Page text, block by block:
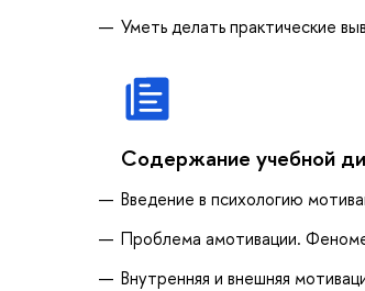
Уметь делать практические
Содержание учебной
Введение в психологию
Проблема амотивации.
Внутренняя и внешняя